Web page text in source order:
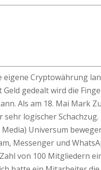
Cryptowährung
gedealt wird die
Als am 18. Mai Mark
logischer
Universum
Messenger und
von 100 Mitgliedern